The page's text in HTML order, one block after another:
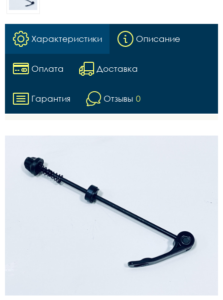
Характеристики Описание
Оплата Доставка
Гарантия Отзывы 0